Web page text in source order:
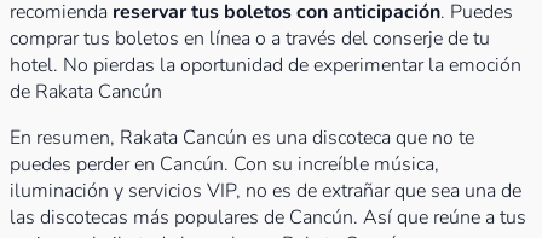
recomienda reservar tus boletos con anticipación. Puedes
comprar tus boletos en línea o a través del conserje de tu
hotel. No pierdas la oportunidad de experimentar la emoción
de Rakata Cancún
En resumen, Rakata Cancún es una discoteca que no te
puedes perder en Cancún. Con su increíble música,
iluminación y servicios VIP, no es de extrañar que sea una de
las discotecas más populares de Cancún. Así que reúne a tus